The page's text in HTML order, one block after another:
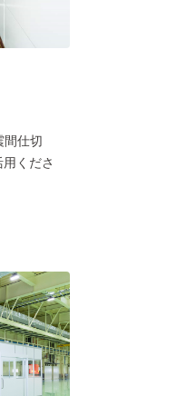
震間仕切
くださ